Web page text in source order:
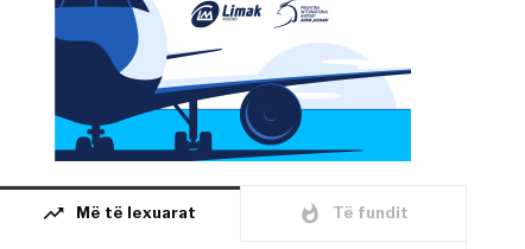
trending_up Më të lexuarat whatshot Të fundit